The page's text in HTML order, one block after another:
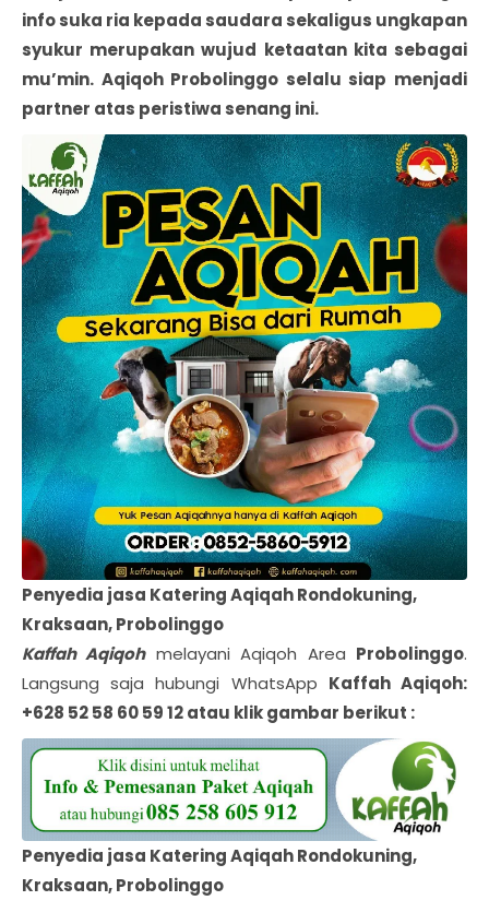
info suka ria kepada saudara sekaligus ungkapan
syukur merupakan wujud ketaatan kita sebagai
mu’min. Aqiqoh Probolinggo selalu siap menjadi
partner atas peristiwa senang ini.
Penyedia jasa Katering Aqiqah Rondokuning,
Kraksaan, Probolinggo
Kaffah Aqiqohmelayani Aqiqoh Area Probolinggo.
Langsung saja hubungi WhatsApp Kaffah Aqiqoh:
+628 52 58 60 59 12 atau klik gambar berikut :
Penyedia jasa Katering Aqiqah Rondokuning,
Kraksaan, Probolinggo